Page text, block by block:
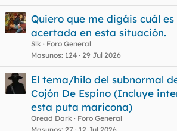
Quiero que me digáis cuál
acertada en esta situación.
Slk
Foro General
Masunos 124 29 Jul 2026
El tema/hilo del subnormal
Cojón De Espino (Incluye
esta puta maricona)
Oread Dark
Foro General